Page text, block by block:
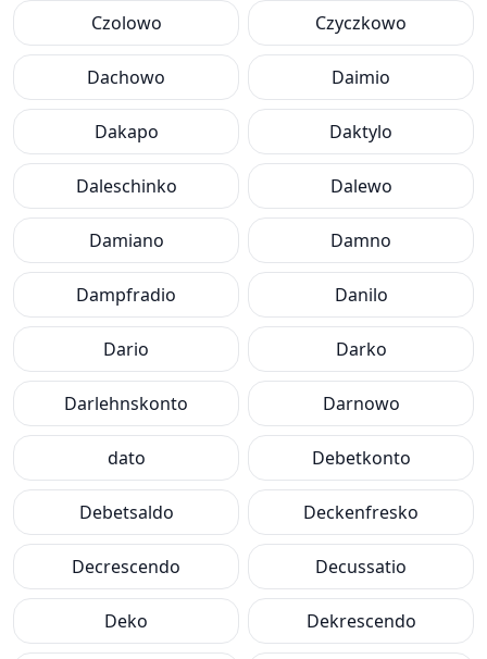
Czolowo Czyczkowo
Dachowo Daimio
Dakapo Daktylo
Daleschinko Dalewo
Damiano Damno
Dampfradio Danilo
Dario Darko
Darlehnskonto Darnowo
dato Debetkonto
Debetsaldo Deckenfresko
Decrescendo Decussatio
Deko Dekrescendo